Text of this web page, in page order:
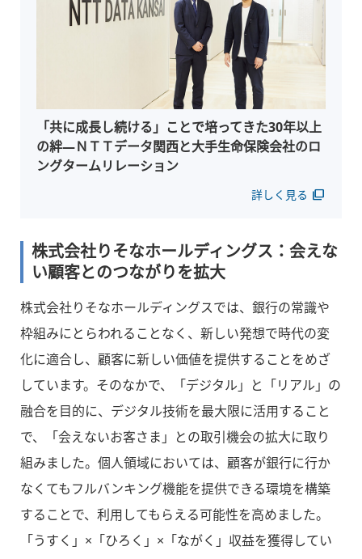
「共に成長し続ける」ことで培ってきた30年以上
の絆―ＮＴＴデータ関西と大手生命保険会社のロ
ングタームリレーション
詳しく見る filter_none
株式会社りそなホールディングス：会えな
い顧客とのつながりを拡大
株式会社りそなホールディングスでは、銀行の常識や
枠組みにとらわれることなく、新しい発想で時代の変
化に適合し、顧客に新しい価値を提供することをめざ
しています。そのなかで、「デジタル」と「リアル」の
融合を目的に、デジタル技術を最大限に活用すること
で、「会えないお客さま」との取引機会の拡大に取り
組みました。個人領域においては、顧客が銀行に行か
なくてもフルバンキング機能を提供できる環境を構築
することで、利用してもらえる可能性を高めました。
「うすく」×「ひろく」×「ながく」収益を獲得してい